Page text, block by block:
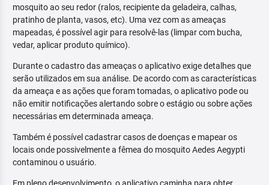
mosquito ao seu redor (ralos, recipiente da geladeira, calhas,
pratinho de planta, vasos, etc). Uma vez com as ameaças
mapeadas, é possível agir para resolvê-las (limpar com bucha,
vedar, aplicar produto químico).
Durante o cadastro das ameaças o aplicativo exige detalhes que
serão utilizados em sua análise. De acordo com as características
da ameaça e as ações que foram tomadas, o aplicativo pode ou
não emitir notificações alertando sobre o estágio ou sobre ações
necessárias em determinada ameaça.
Também é possível cadastrar casos de doenças e mapear os
locais onde possivelmente a fêmea do mosquito Aedes Aegypti
contaminou o usuário.
Em pleno desenvolvimento, o aplicativo caminha para obter